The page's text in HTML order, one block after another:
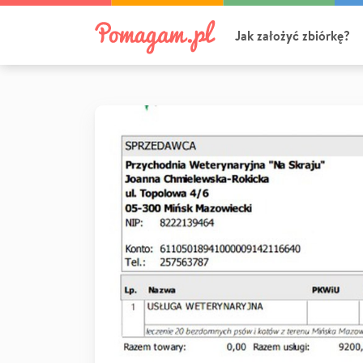
Jak założyć zbiórkę?